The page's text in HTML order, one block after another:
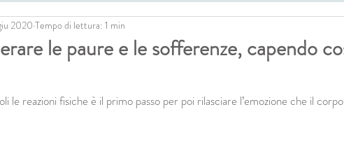
le paure e le sofferenze, capendo
2020Tempo di lettura: 1 min
le reazioni fisiche è il primo passo per poi rilasciare l’emozione che il